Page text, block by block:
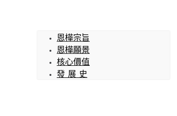
恩樺宗旨
恩樺願景
核心價值
發 展 史